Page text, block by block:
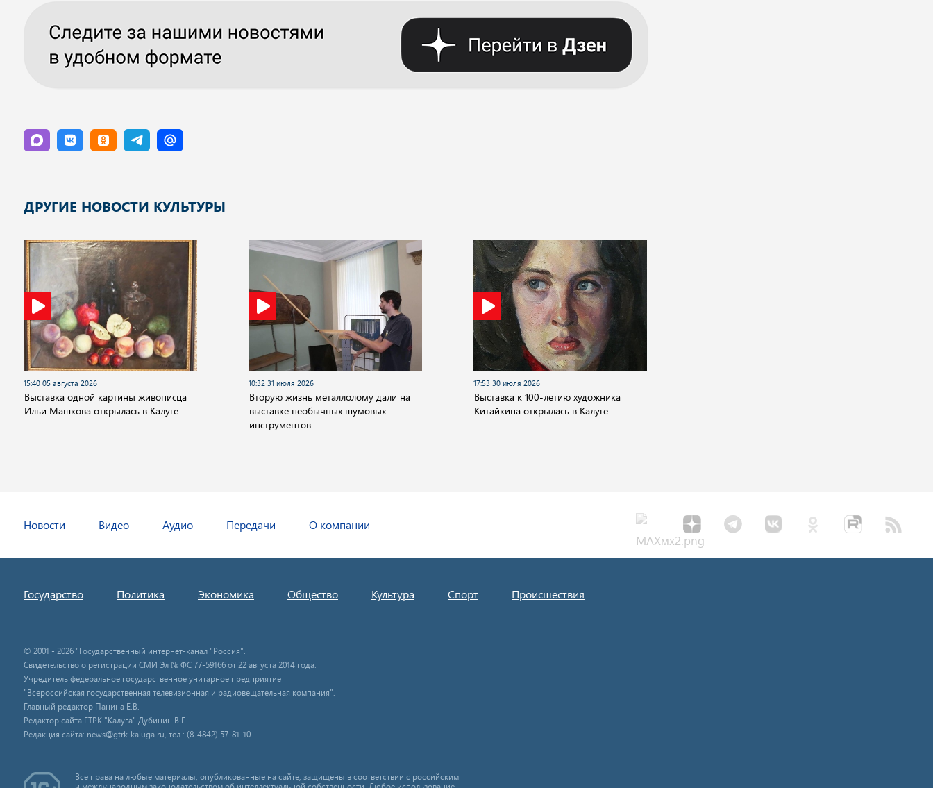
ДРУГИЕ НОВОСТИ КУЛЬТУРЫ
15:40 05 августа 2026
Выставка одной картины живописца
Ильи Машкова открылась в Калуге
10:32 31 июля 2026
Вторую жизнь металлолому дали на
выставке необычных шумовых
инструментов
17:53 30 июля 2026
Выставка к 100-летию художника
Китайкина открылась в Калуге
Новости Видео Аудио Передачи О компании
Государство Политика Экономика Общество Культура Спорт Происшествия
© 2001 - 2026 "Государственный интернет-канал "Россия".
Свидетельство о регистрации СМИ Эл № ФС 77-59166 от 22 августа 2014 года.
Учредитель федеральное государственное унитарное предприятие
"Всероссийская государственная телевизионная и радиовещательная компания".
Главный редактор Панина Е.В.
Редактор сайта ГТРК "Калуга" Дубинин В.Г.
Редакция сайта: news@gtrk-kaluga.ru, тел.: (8-4842) 57-81-10
Все права на любые материалы, опубликованные на сайте, защищены в соответствии с российским